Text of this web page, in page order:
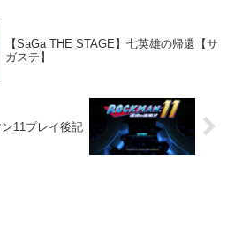
【SaGa THE STAGE】七英雄の帰還【サ
ガステ】
11プレイ後記